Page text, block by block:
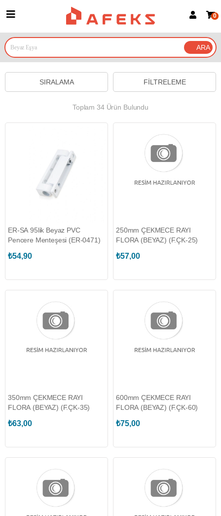
Google İle Bağlan
0
FILTRELEME
SIRALAMA
Toplam 34 Ürün Bulundu
ER-SA 95lik Beyaz PVC
Pencere Menteşesi (ER-0471)
₺54,90
250mm ÇEKMECE RAYI
FLORA (BEYAZ) (F.ÇK-25)
₺57,00
350mm ÇEKMECE RAYI
FLORA (BEYAZ) (F.ÇK-35)
₺63,00
600mm ÇEKMECE RAYI
FLORA (BEYAZ) (F.ÇK-60)
₺75,00